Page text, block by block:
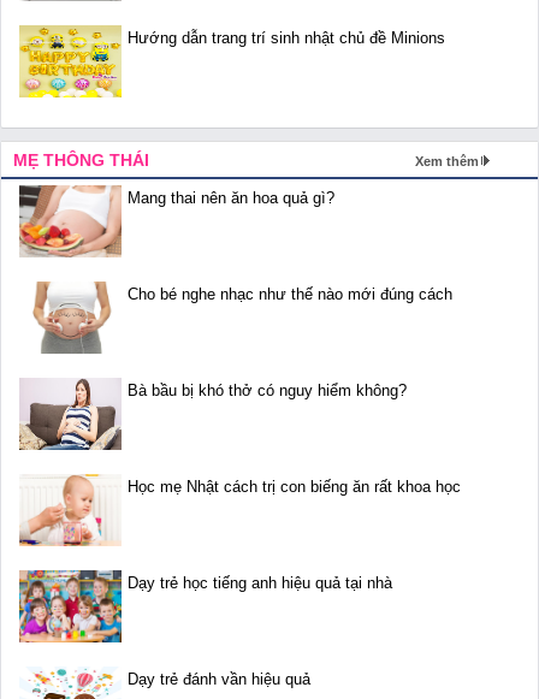
Hướng dẫn trang trí sinh nhật chủ đề Minions
MẸ THÔNG THÁI Xem thêm
Mang thai nên ăn hoa quả gì?
Cho bé nghe nhạc như thế nào mới đúng cách
Bà bầu bị khó thở có nguy hiểm không?
Học mẹ Nhật cách trị con biếng ăn rất khoa học
Dạy trẻ học tiếng anh hiệu quả tại nhà
Dạy trẻ đánh vần hiệu quả